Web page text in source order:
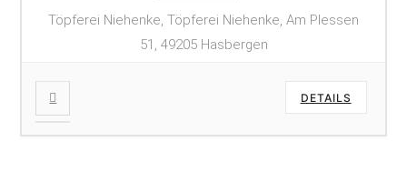
Töpferei Niehenke, Töpferei Niehenke, Am Plessen
51, 49205 Hasbergen
DETAILS